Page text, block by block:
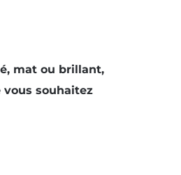
mat ou brillant,
souhaitez